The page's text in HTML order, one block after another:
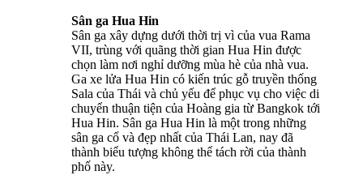
Sân ga Hua Hin
Sân ga xây dựng dưới thời trị vì của vua Rama
VII, trùng với quãng thời gian Hua Hin được
chọn làm nơi nghỉ dưỡng mùa hè của nhà vua.
Ga xe lửa Hua Hin có kiến trúc gỗ truyền thống
Sala của Thái và chủ yếu để phục vụ cho việc di
chuyển thuận tiện của Hoàng gia từ Bangkok tới
Hua Hin. Sân ga Hua Hin là một trong những
sân ga cổ và đẹp nhất của Thái Lan, nay đã
thành biểu tượng không thể tách rời của thành
phố này.